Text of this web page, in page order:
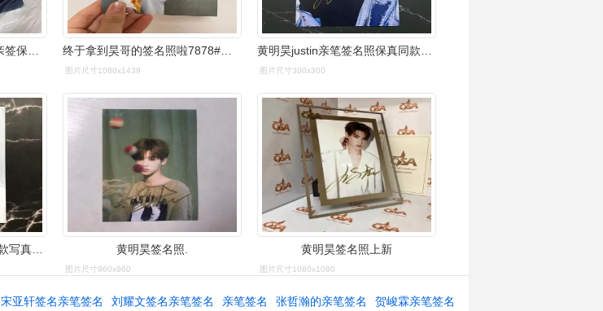
适用黄明昊亲笔签名照片亲签保真无印刷 明星周边应援毕业礼物 送 终于拿到昊哥的签名照啦7878#黄明昊 #黄明昊签名照 #jjjustin
图片尺寸1080x1439
黄明昊justin亲笔签名照保真同款周边写真粉丝后援礼物送朋友npc
图片尺寸300x300
黄明昊justin亲笔签名照同款写真六寸珍藏纪念品送同学应援礼品 黄明昊签名照.
图片尺寸960x960
黄明昊签名照上新
图片尺寸1080x1080
宋亚轩签名亲笔签名 刘耀文签名亲笔签名 亲笔签名 张哲瀚的亲笔签名 贺峻霖亲笔签名